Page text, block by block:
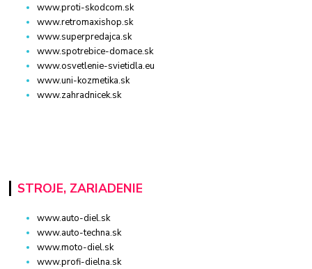
www.proti-skodcom.sk
www.retromaxishop.sk
www.superpredajca.sk
www.spotrebice-domace.sk
www.osvetlenie-svietidla.eu
www.uni-kozmetika.sk
www.zahradnicek.sk
STROJE, ZARIADENIE
www.auto-diel.sk
www.auto-techna.sk
www.moto-diel.sk
www.profi-dielna.sk